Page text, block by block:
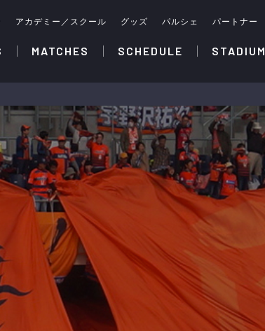
アカデミー／スクール グッズ パルシェ パートナー
MATCHES SCHEDULE STADIUM